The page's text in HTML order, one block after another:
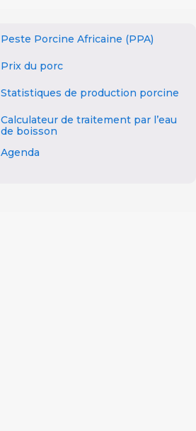
Peste Porcine Africaine (PPA)
Prix du porc
Statistiques de production porcine
Calculateur de traitement par l’eau
de boisson
Agenda